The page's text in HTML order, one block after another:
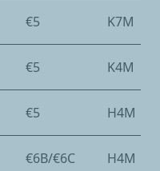
€5 K7M
€5 K4M
€5 H4M
€6B/€6C H4M